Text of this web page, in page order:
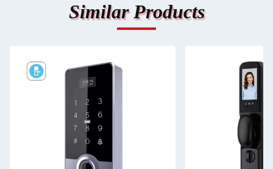
Similar Products